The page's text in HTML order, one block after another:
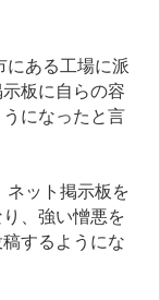
ある工場に派
板に自らの容
になったと言
ット掲示板を
、強い憎悪を
するようにな